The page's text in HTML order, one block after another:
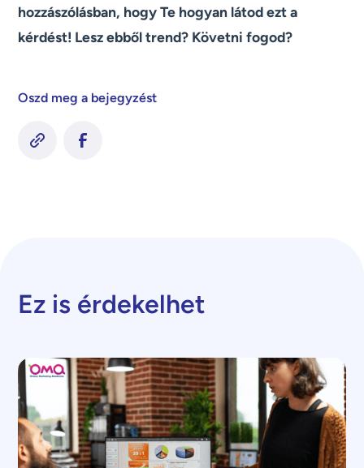
hozzászólásban, hogy Te hogyan látod ezt a
kérdést! Lesz ebből trend? Követni fogod?
Oszd meg a bejegyzést
Ez is érdekelhet